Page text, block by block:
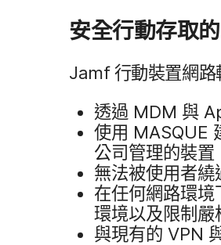
安全​行動​存取​
Jamf行動​裝置​網路​
透過 MDM 與
使用 MASQUE
公司​管理​的​裝置
無法​被​使用​者​
在​任何​網路​環
環境​以及​限制​嚴
與​現有​的 VPN